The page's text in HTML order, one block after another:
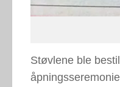
Støvlene ble